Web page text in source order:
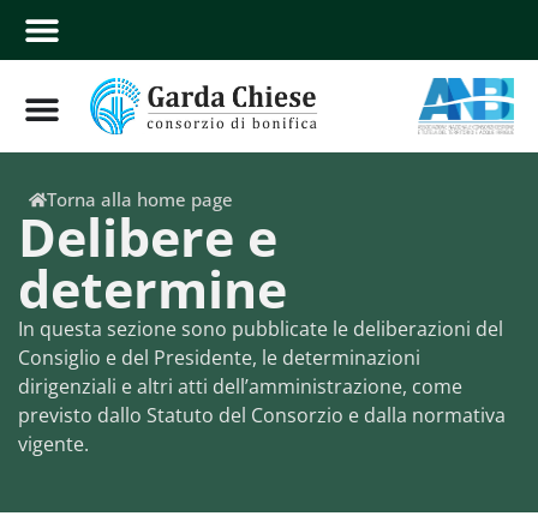
Delibere e
determine
In questa sezione sono pubblicate le deliberazioni del
Consiglio e del Presidente, le determinazioni
dirigenziali e altri atti dell’amministrazione, come
previsto dallo Statuto del Consorzio e dalla normativa
vigente.
Torna alla home page